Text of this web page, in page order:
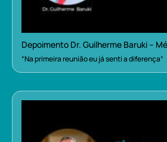
Depoimento Dr. Guilherme Baruki –
“Na primeira reunião eu já senti a diferença”